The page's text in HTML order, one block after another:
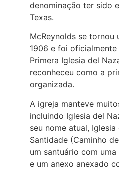
denominação ter sido
Texas.
McReynolds se tornou
1906 e foi
Primera Iglesia del
reconheceu como a
organizada.
A igreja manteve
incluindo Iglesia del
seu nome atual,
Santidade (Caminho
um santuário com
e um anexo anexado